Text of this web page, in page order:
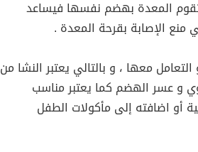
تقوم المعدة بهضم نفسها فيساعد
الإصابة بقرحة المعدة .
معها ، و بالتالي يعتبر النشا من
و عسر الهضم كما يعتبر مناسب
أو اضافته إلى مأكولات الطفل